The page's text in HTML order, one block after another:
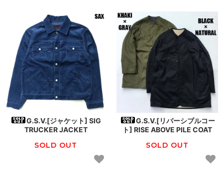
G.S.V.[ジャケット] SIG
TRUCKER JACKET
SOLD OUT
G.S.V.[リバーシブルコー
ト] RISE ABOVE PILE COAT
SOLD OUT